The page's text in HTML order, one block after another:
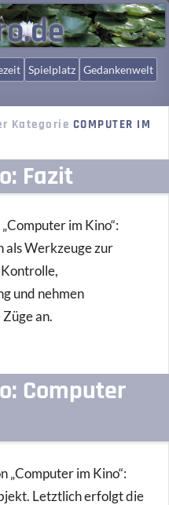
Spielplatz Gedankenwelt
Kategorie COMPUTER IM
Fazit
im Kino“:
als Werkzeuge zur
und nehmen
an.
Computer
„Computer im Kino“:
Letztlich erfolgt die